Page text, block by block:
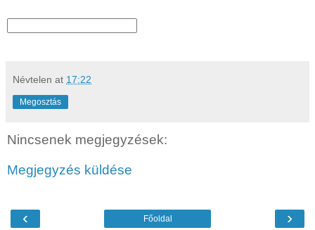
Névtelen at 17:22
Megosztás
Nincsenek megjegyzések:
Megjegyzés küldése
‹ ›
Főoldal